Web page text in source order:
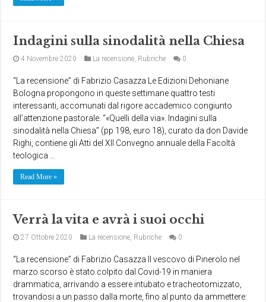
Indagini sulla sinodalità nella Chiesa
4 Novembre 2020 La recensione, Rubriche 0
“La recensione” di Fabrizio Casazza Le Edizioni Dehoniane
Bologna propongono in queste settimane quattro testi
interessanti, accomunati dal rigore accademico congiunto
all’attenzione pastorale. “«Quelli della via». Indagini sulla
sinodalità nella Chiesa” (pp 198, euro 18), curato da don Davide
Righi, contiene gli Atti del XII Convegno annuale della Facoltà
teologica …
Read More »
Verrà la vita e avrà i suoi occhi
27 Ottobre 2020 La recensione, Rubriche 0
“La recensione” di Fabrizio Casazza Il vescovo di Pinerolo nel
marzo scorso è stato colpito dal Covid-19 in maniera
drammatica, arrivando a essere intubato e tracheotomizzato,
trovandosi a un passo dalla morte, fino al punto da ammettere: